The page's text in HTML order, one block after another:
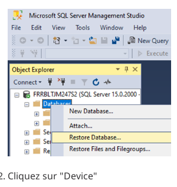
Cliquez sur "Device"